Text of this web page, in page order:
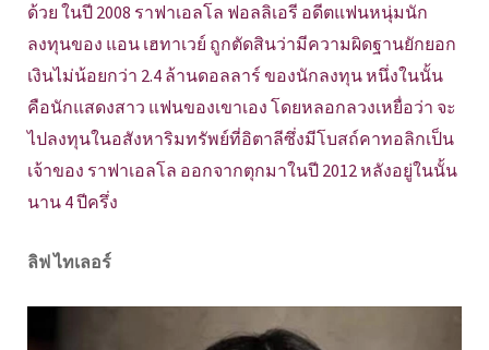
ด้วย ในปี 2008 ราฟาเอลโล ฟอลลิเอรี อดีตแฟนหนุ่มนัก
ลงทุนของ แอน เฮทาเวย์ ถูกตัดสินว่ามีความผิดฐานยักยอก
เงินไม่น้อยกว่า 2.4 ล้านดอลลาร์ ของนักลงทุน หนึ่งในนั้น
คือนักแสดงสาว แฟนของเขาเอง โดยหลอกลวงเหยื่อว่า จะ
ไปลงทุนในอสังหาริมทรัพย์ที่อิตาลีซึ่งมีโบสถ์คาทอลิกเป็น
เจ้าของ ราฟาเอลโล ออกจากตุกมาในปี 2012 หลังอยู่ในนั้น
นาน 4 ปีครึ่ง
ลิฟ ไทเลอร์